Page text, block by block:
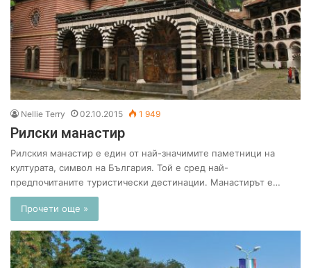
Nellie Terry 02.10.2015 1 949
Рилски манастир
Рилския манастир е един от най-значимите паметници на
културата, символ на България. Той е сред най-
предпочитаните туристически дестинации. Манастирът е…
Прочети още »